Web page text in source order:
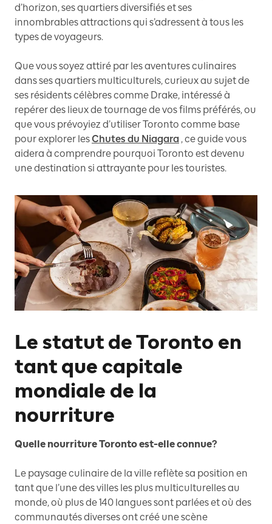
d’horizon, ses quartiers diversifiés et ses
innombrables attractions qui s’adressent à tous les
types de voyageurs.
Que vous soyez attiré par les aventures culinaires
dans ses quartiers multiculturels, curieux au sujet de
ses résidents célèbres comme Drake, intéressé à
repérer des lieux de tournage de vos films préférés, ou
que vous prévoyiez d’utiliser Toronto comme base
pour explorer lesChutes du Niagara , ce guide vous
aidera à comprendre pourquoi Toronto est devenu
une destination si attrayante pour les touristes.
Le statut de Toronto en
tant que capitale
mondiale de la
nourriture
Quelle nourriture Toronto est-elle connue?
Le paysage culinaire de la ville reflète sa position en
tant que l’une des villes les plus multiculturelles au
monde, où plus de 140 langues sont parlées et où des
communautés diverses ont créé une scène